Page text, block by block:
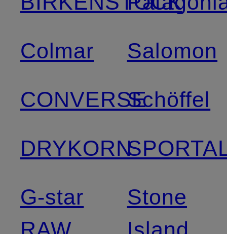
Colmar
CONVERSE
DRYKORN
G-star
Salomon
Schöffel
Stone